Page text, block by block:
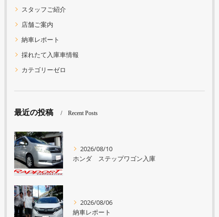
スタッフご紹介
店舗ご案内
納車レポート
採れたて入庫車情報
カテゴリーゼロ
最近の投稿 Recent Posts
2026/08/10
ホンダ ステップワゴン入庫
2026/08/06
納車レポート